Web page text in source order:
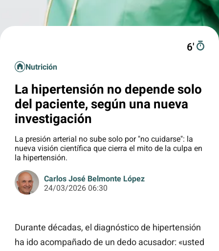
6′
Nutrición
La hipertensión no depende solo
del paciente, según una nueva
investigación
La presión arterial no sube solo por "no cuidarse": la
nueva visión científica que cierra el mito de la culpa en
la hipertensión.
Carlos José Belmonte López
24/03/2026 06:30
Durante décadas, el diagnóstico de hipertensión
ha ido acompañado de un dedo acusador: «usted